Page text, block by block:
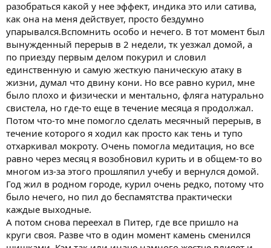
разобраться какой у нее эффект, индика это или сатива,
как она на меня действует, просто бездумно
упарывался.Вспомнить особо и нечего. В тот момент был
вынужденный перерыв в 2 недели, тк уезжал домой, а
по приезду первым делом покурил и словил
единственную и самую жесткую паническую атаку в
жизни, думал что двину кони. Но все равно курил, мне
было плохо и физически и ментально, фляга натурально
свистела, но где-то еще в течение месяца я продолжал.
Потом что-то мне помогло сделать месячный перерыв, в
течение которого я ходил как просто как тень и тупо
отхаркивал мокроту. Очень помогла медитация, но все
равно через месяц я возобновил курить и в общем-то во
многом из-за этого прошляпил учебу и вернулся домой.
Год жил в родном городе, курил очень редко, потому что
было нечего, но пил до беспамятства практически
каждые выходные.
А потом снова переехал в Питер, где все пришло на
круги своя. Разве что в один момент камень сменился